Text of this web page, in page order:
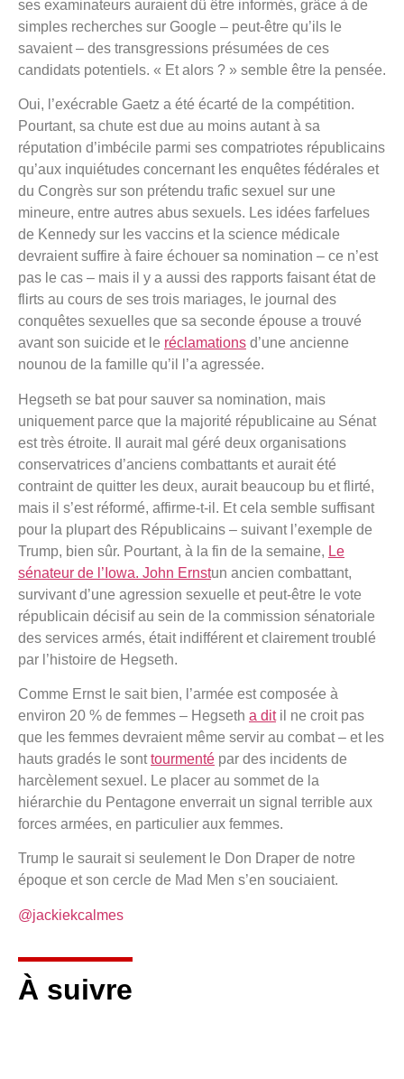
ses examinateurs auraient dû être informés, grâce à de
simples recherches sur Google – peut-être qu’ils le
savaient – ​​des transgressions présumées de ces
candidats potentiels. « Et alors ? » semble être la pensée.
Oui, l’exécrable Gaetz a été écarté de la compétition.
Pourtant, sa chute est due au moins autant à sa
réputation d’imbécile parmi ses compatriotes républicains
qu’aux inquiétudes concernant les enquêtes fédérales et
du Congrès sur son prétendu trafic sexuel sur une
mineure, entre autres abus sexuels. Les idées farfelues
de Kennedy sur les vaccins et la science médicale
devraient suffire à faire échouer sa nomination – ce n’est
pas le cas – mais il y a aussi des rapports faisant état de
flirts au cours de ses trois mariages, le journal des
conquêtes sexuelles que sa seconde épouse a trouvé
avant son suicide et le réclamations d’une ancienne
nounou de la famille qu’il l’a agressée.
Hegseth se bat pour sauver sa nomination, mais
uniquement parce que la majorité républicaine au Sénat
est très étroite. Il aurait mal géré deux organisations
conservatrices d’anciens combattants et aurait été
contraint de quitter les deux, aurait beaucoup bu et flirté,
mais il s’est réformé, affirme-t-il. Et cela semble suffisant
pour la plupart des Républicains – suivant l’exemple de
Trump, bien sûr. Pourtant, à la fin de la semaine, Le
sénateur de l’Iowa. John Ernstun ancien combattant,
survivant d’une agression sexuelle et peut-être le vote
républicain décisif au sein de la commission sénatoriale
des services armés, était indifférent et clairement troublé
par l’histoire de Hegseth.
Comme Ernst le sait bien, l’armée est composée à
environ 20 % de femmes – Hegseth a ditil ne croit pas
que les femmes devraient même servir au combat – et les
hauts gradés le sonttourmenté par des incidents de
harcèlement sexuel. Le placer au sommet de la
hiérarchie du Pentagone enverrait un signal terrible aux
forces armées, en particulier aux femmes.
Trump le saurait si seulement le Don Draper de notre
époque et son cercle de Mad Men s’en souciaient.
@jackiekcalmes
À suivre